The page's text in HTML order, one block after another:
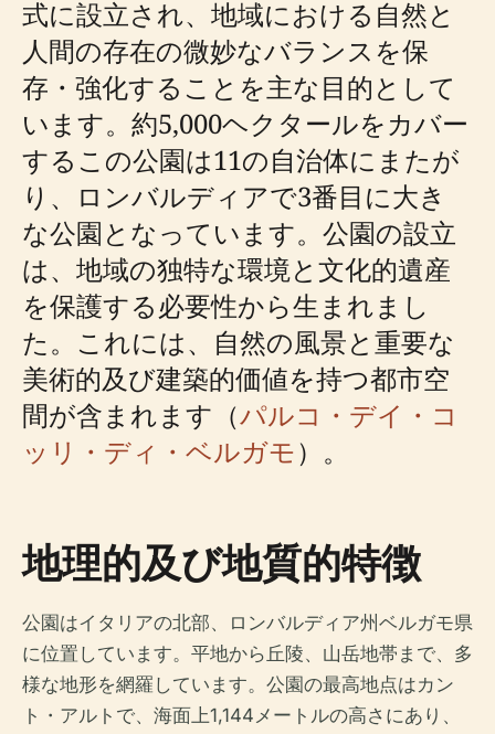
式に設立され、地域における自然と
人間の存在の微妙なバランスを保
存・強化することを主な目的として
います。約5,000ヘクタールをカバー
するこの公園は11の自治体にまたが
り、ロンバルディアで3番目に大き
な公園となっています。公園の設立
は、地域の独特な環境と文化的遺産
を保護する必要性から生まれまし
た。これには、自然の風景と重要な
美術的及び建築的価値を持つ都市空
間が含まれます（パルコ・デイ・コ
ッリ・ディ・ベルガモ）。
地理的及び地質的特徴
公園はイタリアの北部、ロンバルディア州ベルガモ県
に位置しています。平地から丘陵、山岳地帯まで、多
様な地形を網羅しています。公園の最高地点はカン
ト・アルトで、海面上1,144メートルの高さにあり、